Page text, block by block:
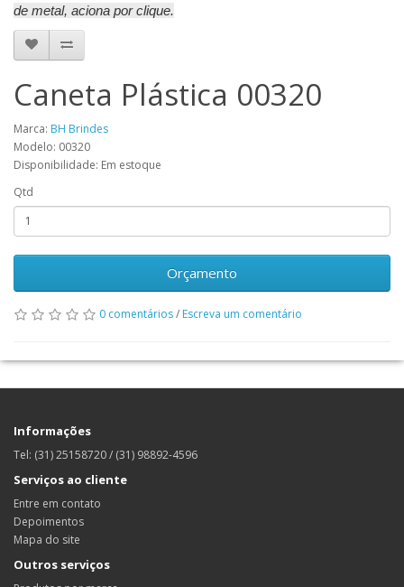
de metal, aciona por clique.
Caneta Plástica 00320
Marca: BH Brindes
Modelo: 00320
Disponibilidade: Em estoque
Qtd
Orçamento
0 comentários/ Escreva um comentário
Informações
Tel: (31) 25158720 / (31) 98892-4596
Serviços ao cliente
Entre em contato
Depoimentos
Mapa do site
Outros serviços